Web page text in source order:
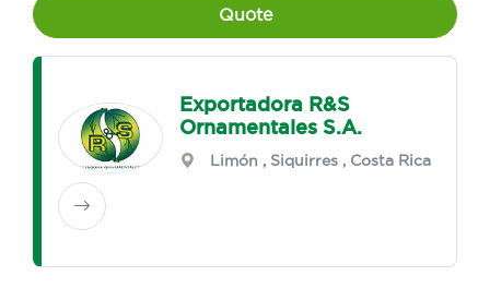
Quote
Exportadora R&S
Ornamentales S.A.
Limón , Siquirres , Costa Rica